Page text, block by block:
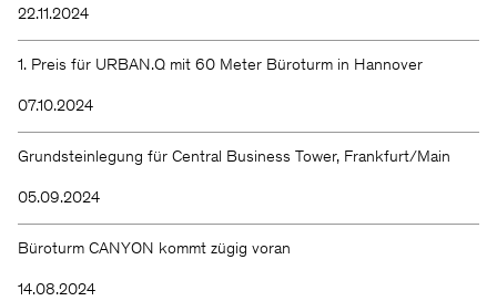
22.11.2024
1. Preis für URBAN.Q mit 60 Meter Büroturm in Hannover
07.10.2024
Grundsteinlegung für Central Business Tower, Frankfurt/Main
05.09.2024
Büroturm CANYON kommt zügig voran
14.08.2024